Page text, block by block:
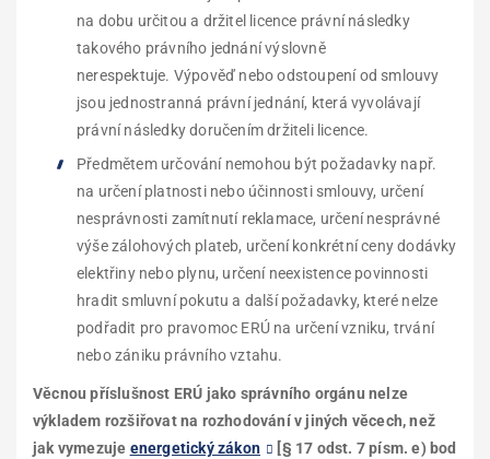
na dobu určitou a držitel licence právní následky
takového právního jednání výslovně
nerespektuje. Výpověď nebo odstoupení od smlouvy
jsou jednostranná právní jednání, která vyvolávají
právní následky doručením držiteli licence.
Předmětem určování nemohou být požadavky např.
na určení platnosti nebo účinnosti smlouvy, určení
nesprávnosti zamítnutí reklamace, určení nesprávné
výše zálohových plateb, určení konkrétní ceny dodávky
elektřiny nebo plynu, určení neexistence povinnosti
hradit smluvní pokutu a další požadavky, které nelze
podřadit pro pravomoc ERÚ na určení vzniku, trvání
nebo zániku právního vztahu.
Věcnou příslušnost ERÚ jako správního orgánu nelze
výkladem rozšiřovat na rozhodování v jiných věcech, než
jak vymezuje energetický zákon [§ 17 odst. 7 písm. e) bod